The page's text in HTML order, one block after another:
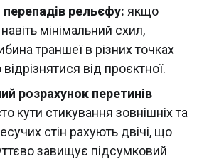
перепадів рельєфу: якщо
мінімальний схил,
траншеї в різних точках
від проєктної.
розрахунок перетинів
кути стикування зовнішніх та
стін рахують двічі, що
завищує підсумковий